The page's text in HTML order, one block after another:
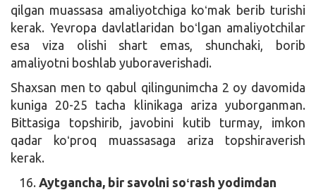
qilgan muassasa amaliyotchiga koʻmak berib turishi
kerak. Yevropa davlatlaridan boʻlgan amaliyotchilar
esa viza olishi shart emas, shunchaki, borib
amaliyotni boshlab yuboraverishadi.
Shaxsan men to qabul qilingunimcha 2 oy davomida
kuniga 20-25 tacha klinikaga ariza yuborganman.
Bittasiga topshirib, javobini kutib turmay, imkon
qadar koʻproq muassasaga ariza topshiraverish
kerak.
Aytgancha, bir savolni soʻrash yodimdan